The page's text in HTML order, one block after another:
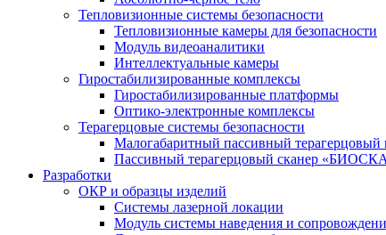
Тепловизионные системы безопасности
Тепловизионные камеры для безопасности
Модуль видеоаналитики
Интеллектуальные камеры
Гиростабилизированные комплексы
Гиростабилизированные платформы
Оптико-электронные комплексы
Терагерцовые системы безопасности
Малогабаритный пассивный терагерцовый
Пассивный терагерцовый сканер
Разработки
ОКР и образцы изделий
Системы лазерной локации
Модуль системы наведения и